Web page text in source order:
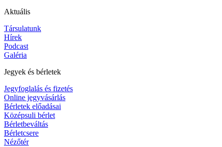
Aktuális
Társulatunk
Hírek
Podcast
Galéria
Jegyek és bérletek
Jegyfoglalás és fizetés
Online jegyvásárlás
Bérletek előadásai
Középsuli bérlet
Bérletbeváltás
Bérletcsere
Nézőtér